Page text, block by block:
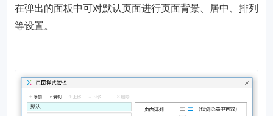
在弹出的面板中可对默认页面进行页面背景、居中、排列
等设置。